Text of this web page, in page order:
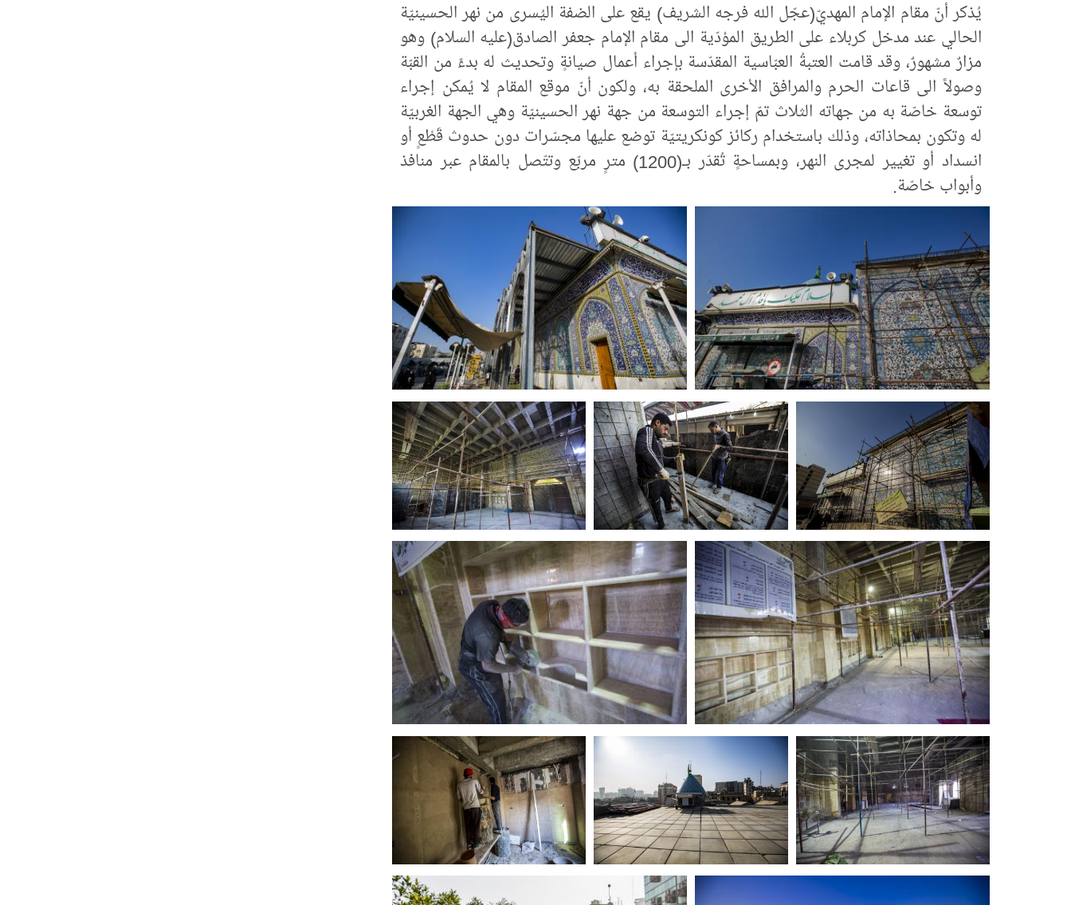
يُذكر أنّ مقام الإمام المهديّ(عجّل الله فرجه الشريف) يقع على الضفة اليُسرى من نهر الحسينيّة
الحالي عند مدخل كربلاء على الطريق المؤدّية الى مقام الإمام جعفر الصادق(عليه السلام) وهو
مزارٌ مشهورٌ، وقد قامت العتبةُ العبّاسية المقدّسة بإجراء أعمال صيانةٍ وتحديث له بدءً من القبّة
وصولاً الى قاعات الحرم والمرافق الأخرى الملحقة به، ولكون أنّ موقع المقام لا يُمكن إجراء
توسعة خاصّة به من جهاته الثلاث تمّ إجراء التوسعة من جهة نهر الحسينيّة وهي الجهة الغربيّة
له وتكون بمحاذاته، وذلك باستخدام ركائز كونكريتيّة توضع عليها مجسّرات دون حدوث قَطْعٍ أو
انسداد أو تغيير لمجرى النهر، وبمساحةٍ تُقدّر بـ(1200) مترٍ مربّع وتتّصل بالمقام عبر منافذ
وأبواب خاصّة.